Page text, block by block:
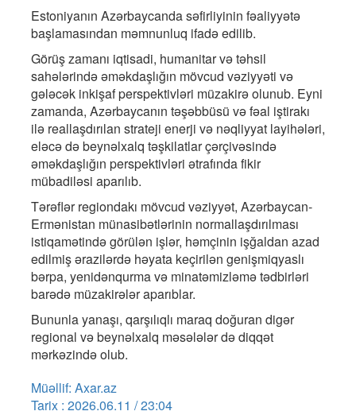
Estoniyanın Azərbaycanda səfirliyinin fəaliyyətə
başlamasından məmnunluq ifadə edilib.
Görüş zamanı iqtisadi, humanitar və təhsil
sahələrində əməkdaşlığın mövcud vəziyyəti və
gələcək inkişaf perspektivləri müzakirə olunub. Eyni
zamanda, Azərbaycanın təşəbbüsü və fəal iştirakı
ilə reallaşdırılan strateji enerji və nəqliyyat layihələri,
eləcə də beynəlxalq təşkilatlar çərçivəsində
əməkdaşlığın perspektivləri ətrafında fikir
mübadiləsi aparılıb.
Tərəflər regiondakı mövcud vəziyyət, Azərbaycan-
Ermənistan münasibətlərinin normallaşdırılması
istiqamətində görülən işlər, həmçinin işğaldan azad
edilmiş ərazilərdə həyata keçirilən genişmiqyaslı
bərpa, yenidənqurma və minatəmizləmə tədbirləri
barədə müzakirələr aparıblar.
Bununla yanaşı, qarşılıqlı maraq doğuran digər
regional və beynəlxalq məsələlər də diqqət
mərkəzində olub.
Müəllif: Axar.az
Tarix : 2026.06.11 / 23:04